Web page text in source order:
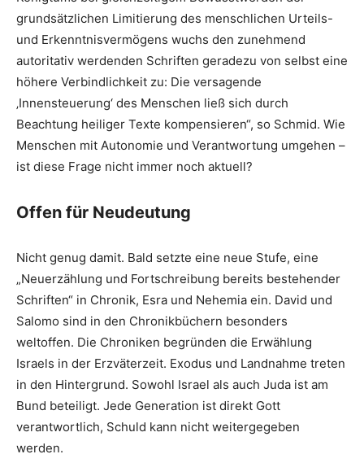
grundsätzlichen Limitierung des menschlichen Urteils-
und Erkenntnisvermögens wuchs den zunehmend
autoritativ werdenden Schriften geradezu von selbst eine
höhere Verbindlichkeit zu: Die versagende
‚Innensteuerung‘ des Menschen ließ sich durch
Beachtung heiliger Texte kompensieren“, so Schmid. Wie
Menschen mit Autonomie und Verantwortung umgehen –
ist diese Frage nicht immer noch aktuell?
Offen für Neudeutung
Nicht genug damit. Bald setzte eine neue Stufe, eine
„Neuerzählung und Fortschreibung bereits bestehender
Schriften“ in Chronik, Esra und Nehemia ein. David und
Salomo sind in den Chronikbüchern besonders
weltoffen. Die Chroniken begründen die Erwählung
Israels in der Erzväterzeit. Exodus und Landnahme treten
in den Hintergrund. Sowohl Israel als auch Juda ist am
Bund beteiligt. Jede Generation ist direkt Gott
verantwortlich, Schuld kann nicht weitergegeben
werden.